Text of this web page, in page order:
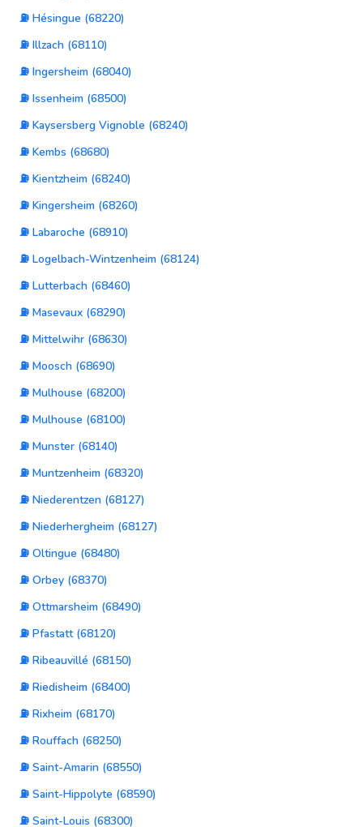
⛽ Hésingue (68220)
⛽ Illzach (68110)
⛽ Ingersheim (68040)
⛽ Issenheim (68500)
⛽ Kaysersberg Vignoble (68240)
⛽ Kembs (68680)
⛽ Kientzheim (68240)
⛽ Kingersheim (68260)
⛽ Labaroche (68910)
⛽ Logelbach-Wintzenheim (68124)
⛽ Lutterbach (68460)
⛽ Masevaux (68290)
⛽ Mittelwihr (68630)
⛽ Moosch (68690)
⛽ Mulhouse (68200)
⛽ Mulhouse (68100)
⛽ Munster (68140)
⛽ Muntzenheim (68320)
⛽ Niederentzen (68127)
⛽ Niederhergheim (68127)
⛽ Oltingue (68480)
⛽ Orbey (68370)
⛽ Ottmarsheim (68490)
⛽ Pfastatt (68120)
⛽ Ribeauvillé (68150)
⛽ Riedisheim (68400)
⛽ Rixheim (68170)
⛽ Rouffach (68250)
⛽ Saint-Amarin (68550)
⛽ Saint-Hippolyte (68590)
⛽ Saint-Louis (68300)